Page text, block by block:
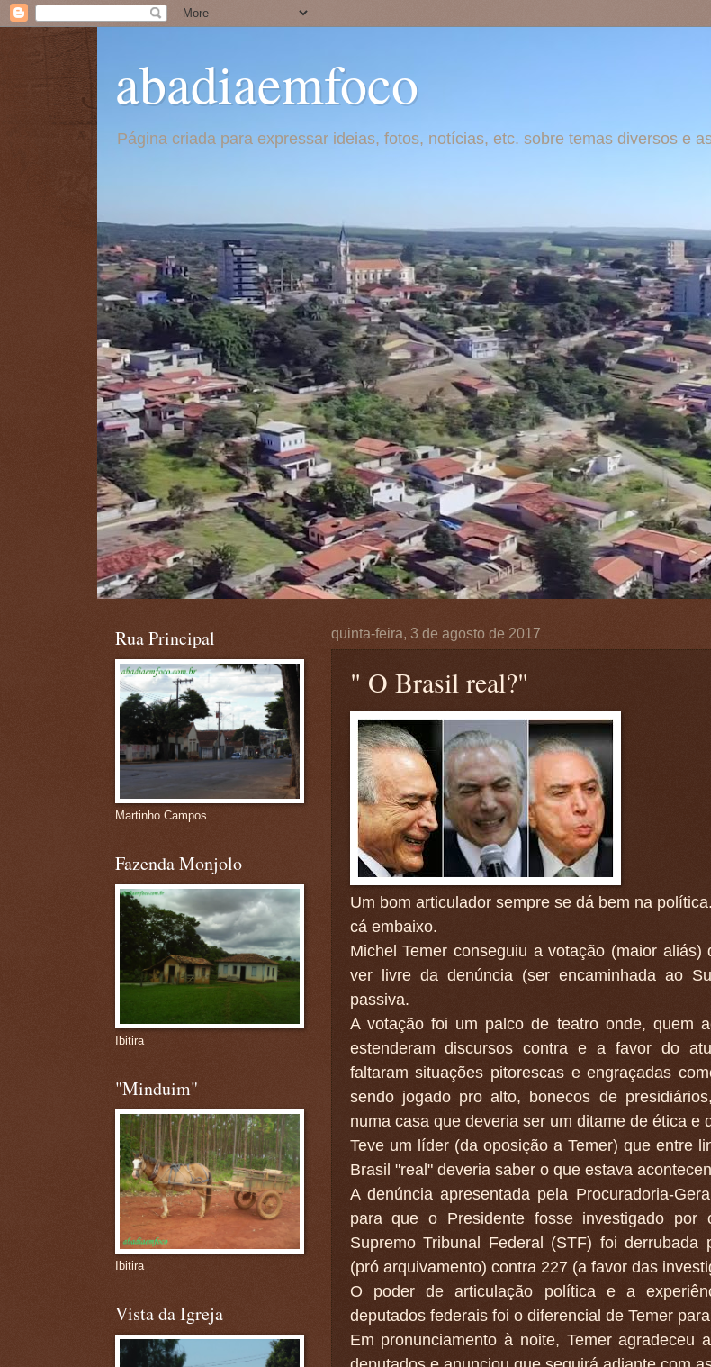
abadiaemfoco
Página criada para expressar ideias, fotos, notícias, etc. sobre temas diversos e
quinta-feira, 3 de agosto de 2017
" O Brasil real?"
Um bom articulador sempre se dá bem na
cá embaixo.
Michel Temer conseguiu a votação (maior aliás)
ver livre da denúncia (ser encaminhada ao
passiva.
A votação foi um palco de teatro onde, quem
estenderam discursos contra e a favor do
faltaram situações pitorescas e engraçadas
sendo jogado pro alto, bonecos de
numa casa que deveria ser um ditame de ética e
Teve um líder (da oposição a Temer) que entre
Brasil "real" deveria saber o que estava
A denúncia apresentada pela Procuradoria-
para que o Presidente fosse investigado por
Supremo Tribunal Federal (STF) foi
(pró arquivamento) contra 227 (a favor das
O poder de articulação política e a
deputados federais foi o diferencial de Temer
Em pronunciamento à noite, Temer agradeceu
Rua Principal
Martinho Campos
Fazenda Monjolo
Ibitira
"Minduim"
Ibitira
Vista da Igreja